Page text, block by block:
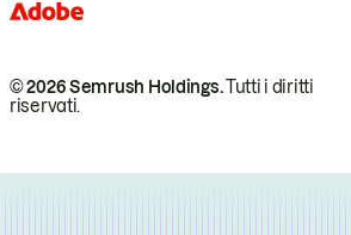
© 2026 Semrush Holdings.Tutti i diritti
riservati.